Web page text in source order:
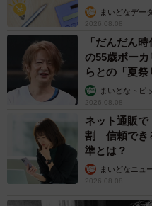
まいどなデータ
2026.08.08
「だんだん
の55歳ボー
らとの「夏
まいどなトピ
2026.08.08
ネット通販
割 信頼でき
準とは？
まいどなニュ
2026.08.08